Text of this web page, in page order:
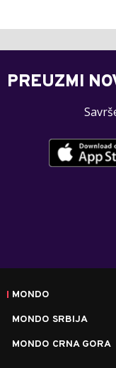
PREUZMI
MONDO
MONDO SRBIJA
MONDO CRNA GORA